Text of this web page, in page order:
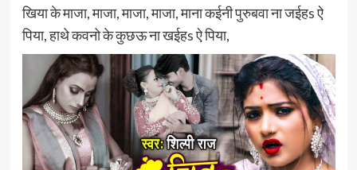
खिया के माजा, माजा, माजा, माजा, माना कईनी पुरुबवा ना जईहs ऐ
पिया, हाथे कवनो के कुछऊ ना खईहs ऐ पिया,